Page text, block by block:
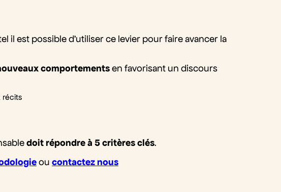
est possible d’utiliser ce levier pour faire avancer la
comportementsen favorisant un discours
récits
doit répondre à 5 critères clés.
ou contactez nous